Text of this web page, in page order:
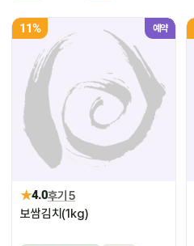
11% 예약
★4.0후기 5
보쌈김치(1kg)